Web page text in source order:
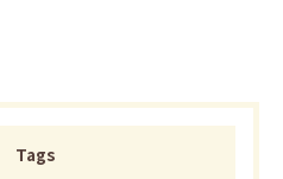
Tags